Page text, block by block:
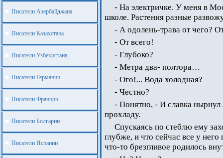
Писатели Азербайджана
Писатели Казахстана
Писатели Узбекистана
Писатели Германии
Писатели Франции
Писатели Болгарии
Писатели Испании
- На электричке. У меня в
школе. Растения разные
- А одолень-трава от чего?
- От всего!
- Глубоко?
- Метра два- полтора…
- Ого!... Вода холодная?
- Честно?
- Понятно, - И славка
прохладу.
Спускаясь по стеблю ему
глубже, и что сейчас все у
что-то брезгливое родилось